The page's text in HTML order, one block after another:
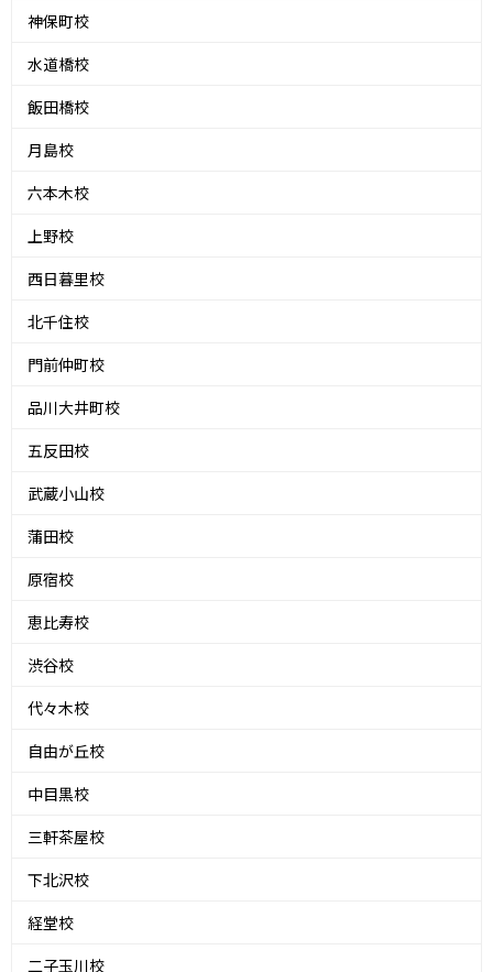
神保町校
水道橋校
飯田橋校
月島校
六本木校
上野校
西日暮里校
北千住校
門前仲町校
品川大井町校
五反田校
武蔵小山校
蒲田校
原宿校
恵比寿校
渋谷校
代々木校
自由が丘校
中目黒校
三軒茶屋校
下北沢校
経堂校
二子玉川校